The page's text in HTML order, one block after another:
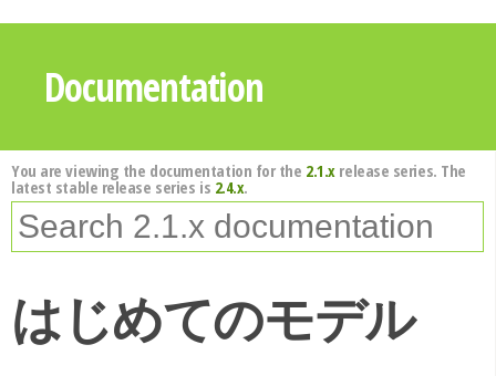
Documentation
You are viewing the documentation for the 2.1.xrelease series. The
latest stable release series is 2.4.x.
はじめてのモデル